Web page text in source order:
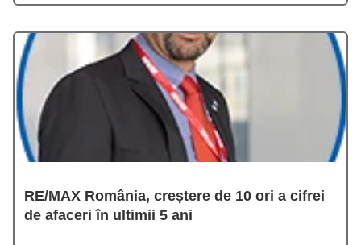
RE/MAX România, creștere de 10 ori a cifrei
de afaceri în ultimii 5 ani